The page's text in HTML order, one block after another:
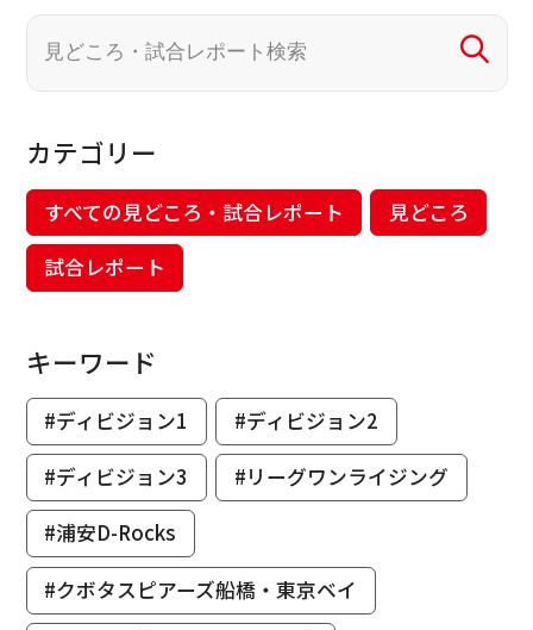
カテゴリー
すべての見どころ・試合レポート
見どころ
試合レポート
キーワード
#ディビジョン1
#ディビジョン2
#ディビジョン3
#リーグワンライジング
#浦安D-Rocks
#クボタスピアーズ船橋・東京ベイ